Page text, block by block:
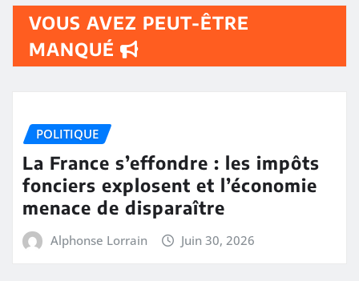
VOUS AVEZ PEUT-ÊTRE
MANQUÉ
POLITIQUE
La France s’effondre : les impôts
fonciers explosent et l’économie
menace de disparaître
Alphonse Lorrain Juin 30, 2026